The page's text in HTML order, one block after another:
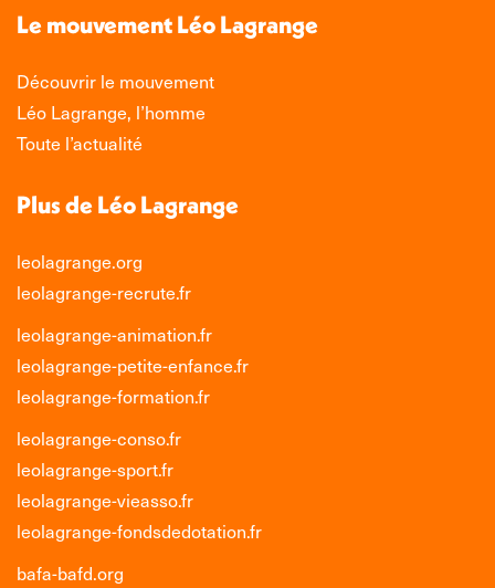
fenêtrefenêtrefenêtre
nouvelle
fenêtre
Le mouvement Léo Lagrange
Découvrir le mouvement
Léo Lagrange, l’homme
Toute l’actualité
Plus de Léo Lagrange
leolagrange.org
leolagrange-recrute.fr
leolagrange-animation.fr
leolagrange-petite-enfance.fr
leolagrange-formation.fr
leolagrange-conso.fr
leolagrange-sport.fr
leolagrange-vieasso.fr
leolagrange-fondsdedotation.fr
bafa-bafd.org